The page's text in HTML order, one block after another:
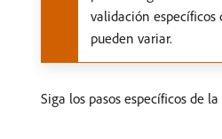
validación específicos
pueden variar.
Siga los pasos específicos de